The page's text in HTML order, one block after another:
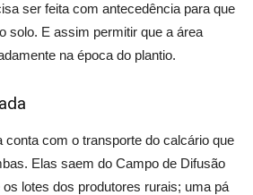
ser feita com antecedência para que
solo. E assim permitir que a área
na época do plantio.
conta com o transporte do calcário que
Elas saem do Campo de Difusão
lotes dos produtores rurais; uma pá